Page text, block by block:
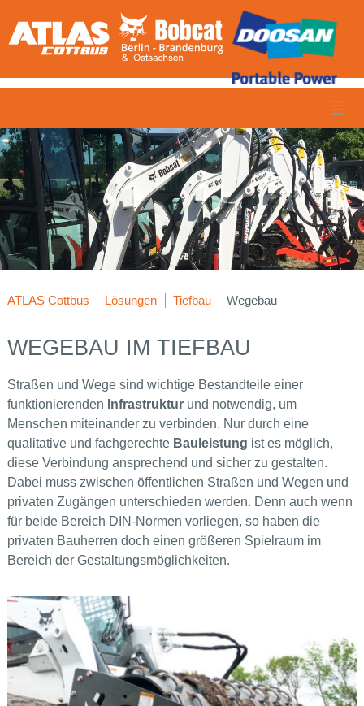
ATLAS Cottbus Lösungen Tiefbau Wegebau
WEGEBAU IM TIEFBAU
Straßen und Wege sind wichtige Bestandteile einer
funktionierenden Infrastrukturund notwendig, um
Menschen miteinander zu verbinden. Nur durch eine
qualitative und fachgerechte Bauleistung ist es möglich,
diese Verbindung ansprechend und sicher zu gestalten.
Dabei muss zwischen öffentlichen Straßen und Wegen und
privaten Zugängen unterschieden werden. Denn auch wenn
für beide Bereich DIN-Normen vorliegen, so haben die
privaten Bauherren doch einen größeren Spielraum im
Bereich der Gestaltungsmöglichkeiten.